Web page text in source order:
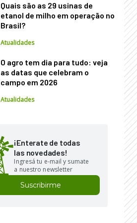
Quais são as 29 usinas de
etanol de milho em operação no
Brasil?
Atualidades
O agro tem dia para tudo: veja
as datas que celebram o
campo em 2026
Atualidades
¡Enterate de todas
las novedades!
Ingresá tu e-mail y sumate
a nuestro newsletter
Suscribirme